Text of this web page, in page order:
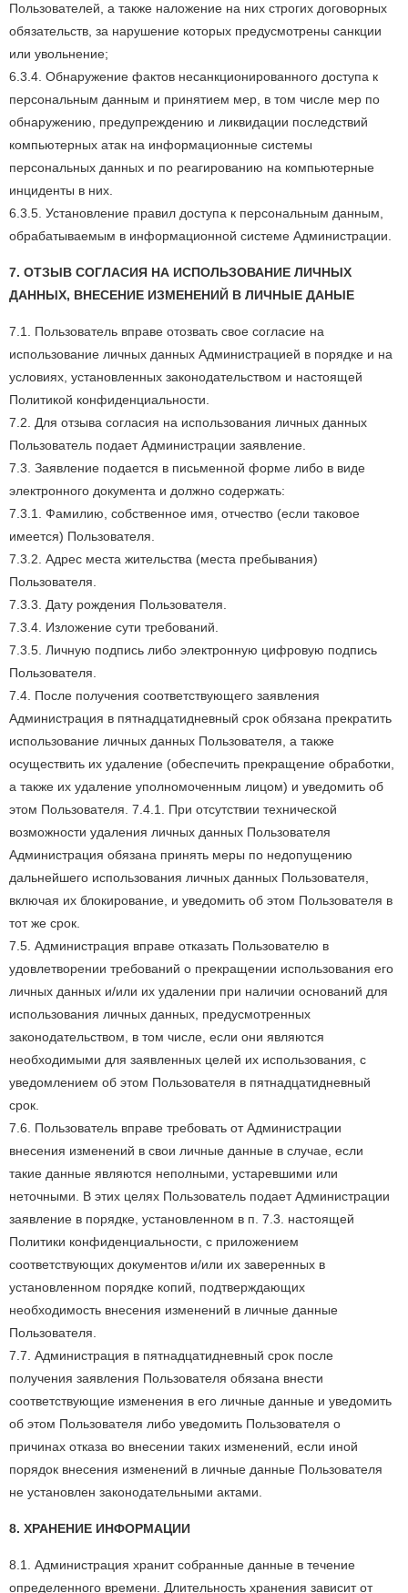
Пользователей, а также наложение на них строгих договорных
обязательств, за нарушение которых предусмотрены санкции
или увольнение;
6.3.4. Обнаружение фактов несанкционированного доступа к
персональным данным и принятием мер, в том числе мер по
обнаружению, предупреждению и ликвидации последствий
компьютерных атак на информационные системы
персональных данных и по реагированию на компьютерные
инциденты в них.
6.3.5. Установление правил доступа к персональным данным,
обрабатываемым в информационной системе Администрации.
7. ОТЗЫВ СОГЛАСИЯ НА ИСПОЛЬЗОВАНИЕ ЛИЧНЫХ
ДАННЫХ, ВНЕСЕНИЕ ИЗМЕНЕНИЙ В ЛИЧНЫЕ ДАНЫЕ
7.1. Пользователь вправе отозвать свое согласие на
использование личных данных Администрацией в порядке и на
условиях, установленных законодательством и настоящей
Политикой конфиденциальности.
7.2. Для отзыва согласия на использования личных данных
Пользователь подает Администрации заявление.
7.3. Заявление подается в письменной форме либо в виде
электронного документа и должно содержать:
7.3.1. Фамилию, собственное имя, отчество (если таковое
имеется) Пользователя.
7.3.2. Адрес места жительства (места пребывания)
Пользователя.
7.3.3. Дату рождения Пользователя.
7.3.4. Изложение сути требований.
7.3.5. Личную подпись либо электронную цифровую подпись
Пользователя.
7.4. После получения соответствующего заявления
Администрация в пятнадцатидневный срок обязана прекратить
использование личных данных Пользователя, а также
осуществить их удаление (обеспечить прекращение обработки,
а также их удаление уполномоченным лицом) и уведомить об
этом Пользователя. 7.4.1. При отсутствии технической
возможности удаления личных данных Пользователя
Администрация обязана принять меры по недопущению
дальнейшего использования личных данных Пользователя,
включая их блокирование, и уведомить об этом Пользователя в
тот же срок.
7.5. Администрация вправе отказать Пользователю в
удовлетворении требований о прекращении использования его
личных данных и/или их удалении при наличии оснований для
использования личных данных, предусмотренных
законодательством, в том числе, если они являются
необходимыми для заявленных целей их использования, с
уведомлением об этом Пользователя в пятнадцатидневный
срок.
7.6. Пользователь вправе требовать от Администрации
внесения изменений в свои личные данные в случае, если
такие данные являются неполными, устаревшими или
неточными. В этих целях Пользователь подает Администрации
заявление в порядке, установленном в п. 7.3. настоящей
Политики конфиденциальности, с приложением
соответствующих документов и/или их заверенных в
установленном порядке копий, подтверждающих
необходимость внесения изменений в личные данные
Пользователя.
7.7. Администрация в пятнадцатидневный срок после
получения заявления Пользователя обязана внести
соответствующие изменения в его личные данные и уведомить
об этом Пользователя либо уведомить Пользователя о
причинах отказа во внесении таких изменений, если иной
порядок внесения изменений в личные данные Пользователя
не установлен законодательными актами.
8. ХРАНЕНИЕ ИНФОРМАЦИИ
8.1. Администрация хранит собранные данные в течение
определенного времени. Длительность хранения зависит от